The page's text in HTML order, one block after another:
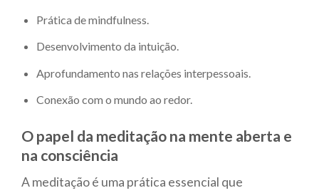
Prática de mindfulness.
Desenvolvimento da intuição.
Aprofundamento nas relações interpessoais.
Conexão com o mundo ao redor.
O papel da meditação na mente aberta e
na consciência
A meditação é uma prática essencial que